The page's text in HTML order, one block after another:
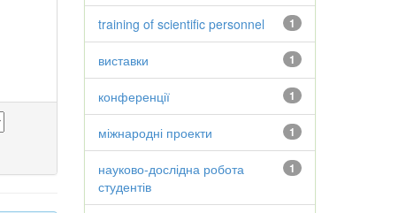
1
training of scientific personnel
1
виставки
1
конференції
1
міжнародні проекти
1
науково-дослідна робота
студентів